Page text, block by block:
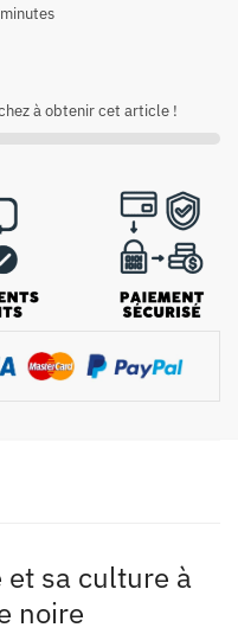
à obtenir cet article !
et sa culture à
noire